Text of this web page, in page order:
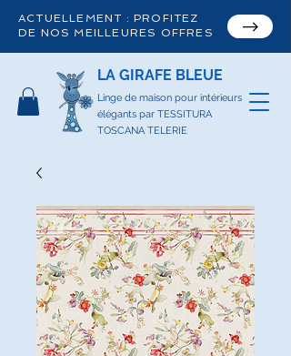
ACTUELLEMENT : PROFITEZ
DE NOS MEILLEURES OFFRES
LA GIRAFE BLEUE
Linge de maison pour intérieurs
élégants par TESSITURA
TOSCANA TELERIE